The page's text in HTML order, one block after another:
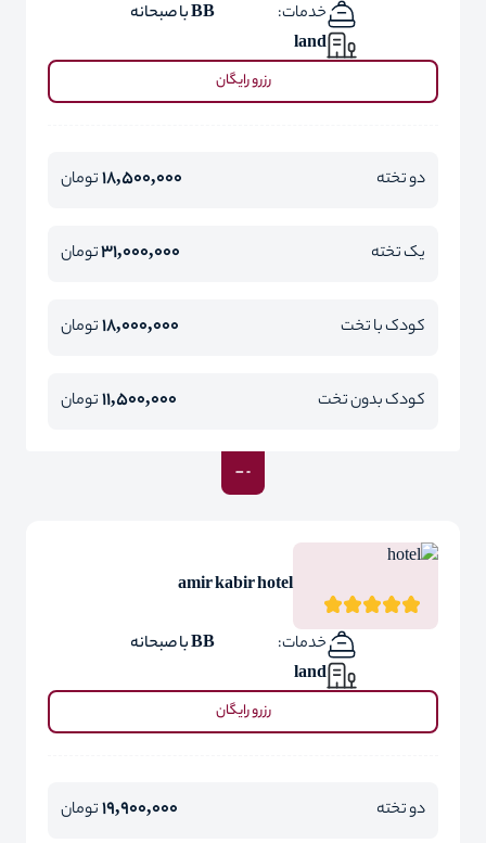
خدمات:
BB با صبحانه
land
رزرو رایگان
دو تخته 18,500,000تومان
یک تخته 31,000,000تومان
کودک با تخت 18,000,000تومان
کودک بدون تخت 11,500,000تومان
amir kabir hotel
خدمات:
BB با صبحانه
land
رزرو رایگان
دو تخته 19,900,000تومان